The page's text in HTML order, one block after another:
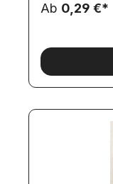
Ab 0,29 €*